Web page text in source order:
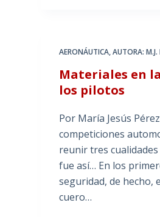
AERONÁUTICA,AUTORA: M.J.
Materiales en
los pilotos
Por María Jesús
competiciones
reunir tres
fue así… En los
seguridad, de hecho,
cuero…